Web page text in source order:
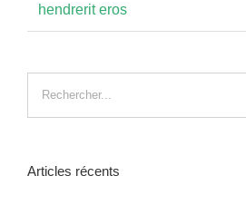
hendrerit eros
Articles récents